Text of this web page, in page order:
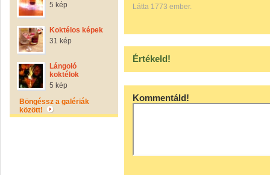
5 kép
Koktélos képek
31 kép
Lángoló
koktélok
5 kép
Böngéssz a galériák
között!
Látta 1773 ember.
Értékeld!
Kommentáld!